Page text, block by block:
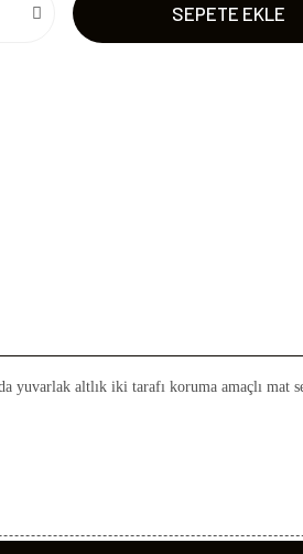
SEPETE EKLE
yuvarlak altlık iki tarafı koruma amaçlı mat